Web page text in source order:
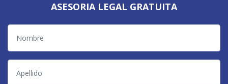
ASESORIA LEGAL GRATUITA